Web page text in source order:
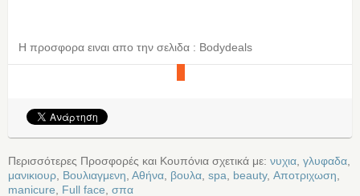
Η προσφορα ειναι απο την σελιδα : Bodydeals
Περισσότερες Προσφορές και Κουπόνια σχετικά με: νυχια γλυφαδα
μανικιουρ Βουλιαγμενη Αθήνα βουλα spa beauty, Αποτριχωση
manicure
Full face σπα